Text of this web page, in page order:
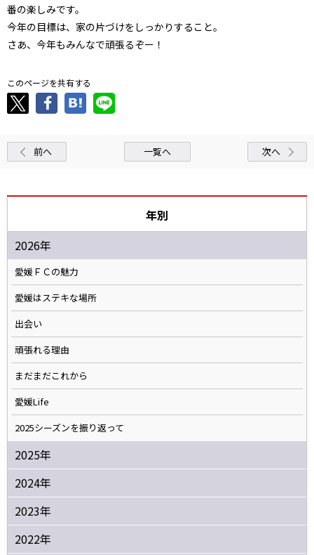
番の楽しみです。
今年の目標は、家の片づけをしっかりすること。
さあ、今年もみんなで頑張るぞー！
このページを共有する
前へ 一覧へ 次へ
年別
2026年
愛媛ＦＣの魅力
愛媛はステキな場所
出会い
頑張れる理由
まだまだこれから
愛媛Life
2025シーズンを振り返って
2025年
2024年
2023年
2022年